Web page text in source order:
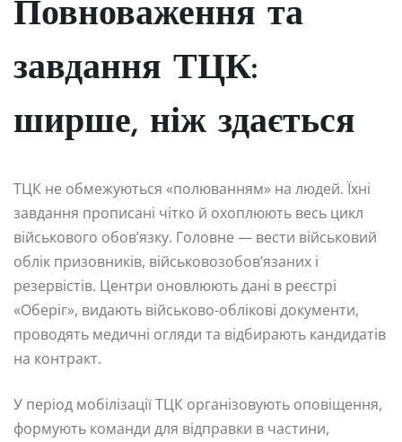
Повноваження та
завдання ТЦК:
ширше, ніж здається
ТЦК не обмежуються «полюванням» на людей. Їхні
завдання прописані чітко й охоплюють весь цикл
військового обов’язку. Головне — вести військовий
облік призовників, військовозобов’язаних і
резервістів. Центри оновлюють дані в реєстрі
«Оберіг», видають військово-облікові документи,
проводять медичні огляди та відбирають кандидатів
на контракт.
У період мобілізації ТЦК організовують оповіщення,
формують команди для відправки в частини,